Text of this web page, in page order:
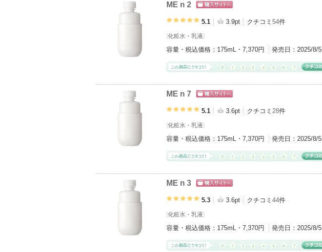
ME n 2
グサイトへ
5.1 3.9pt クチコミ 54件
[化粧水 ・ 乳液]
容量・税込価格： 175mL・7,370円 発売日： 2025/8/5
ME n 7
グサイトへ
5.1 3.6pt クチコミ 28件
[化粧水 ・ 乳液]
容量・税込価格： 175mL・7,370円 発売日： 2025/8/5
ME n 3
グサイトへ
5.3 3.6pt クチコミ 44件
[化粧水 ・ 乳液]
容量・税込価格： 175mL・7,370円 発売日： 2025/8/5